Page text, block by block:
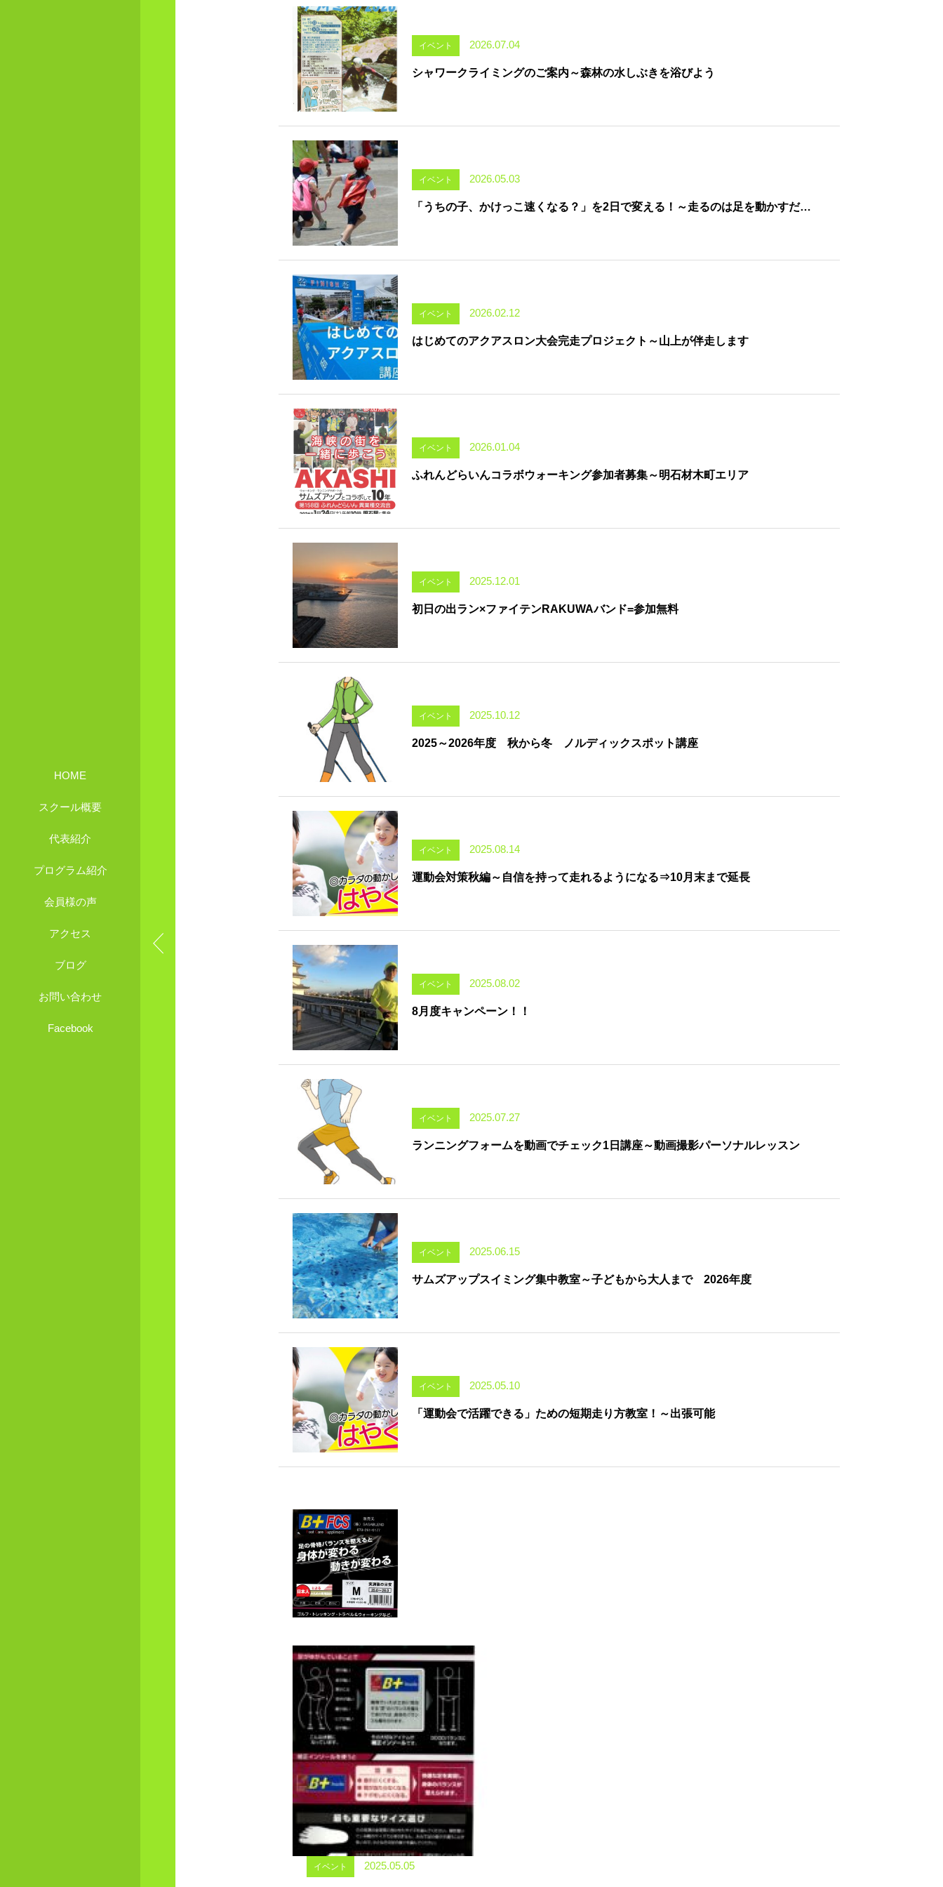
HOME
スクール概要
代表紹介
プログラム紹介
会員様の声
アクセス
ブログ
お問い合わせ
Facebook
イベント 2026.07.04
シャワークライミングのご案内～森林の水しぶきを浴びよう
イベント 2026.05.03
「うちの子、かけっこ速くなる？」を2日で変える！～走るのは足を動かすだ…
イベント 2026.02.12
はじめてのアクアスロン大会完走プロジェクト～山上が伴走します
イベント 2026.01.04
ふれんどらいんコラボウォーキング参加者募集～明石材木町エリア
イベント 2025.12.01
初日の出ラン×ファイテンRAKUWAバンド=参加無料
イベント 2025.10.12
2025～2026年度 秋から冬 ノルディックスポット講座
イベント 2025.08.14
運動会対策秋編～自信を持って走れるようになる⇒10月末まで延長
イベント 2025.08.02
8月度キャンペーン！！
イベント 2025.07.27
ランニングフォームを動画でチェック1日講座～動画撮影パーソナルレッスン
イベント 2025.06.15
サムズアップスイミング集中教室～子どもから大人まで 2026年度
イベント 2025.05.10
「運動会で活躍できる」ための短期走り方教室！～出張可能
イベント 2025.05.05